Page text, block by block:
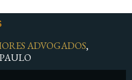
ADVOGADOS,